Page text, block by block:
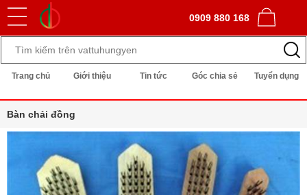
0909 880 168
Trang chủ Giới thiệu Tin tức Góc chia sẻ Tuyển dụng
Bàn chải đồng